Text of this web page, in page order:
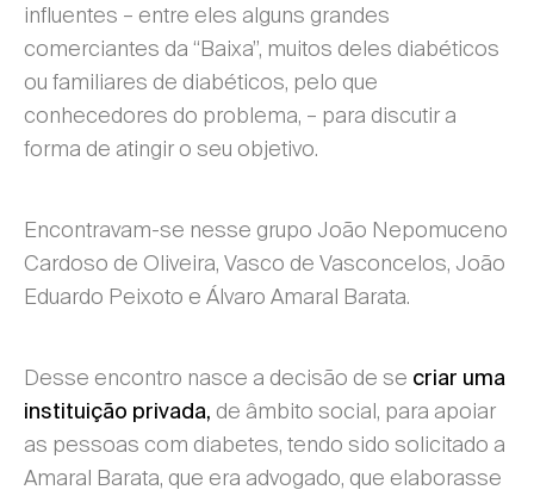
influentes – entre eles alguns grandes
comerciantes da “Baixa”, muitos deles diabéticos
ou familiares de diabéticos, pelo que
conhecedores do problema, – para discutir a
forma de atingir o seu objetivo.
Encontravam-se nesse grupo João Nepomuceno
Cardoso de Oliveira, Vasco de Vasconcelos, João
Eduardo Peixoto e Álvaro Amaral Barata.
Desse encontro nasce a decisão de se criar uma
instituição privada, de âmbito social, para apoiar
as pessoas com diabetes, tendo sido solicitado a
Amaral Barata, que era advogado, que elaborasse